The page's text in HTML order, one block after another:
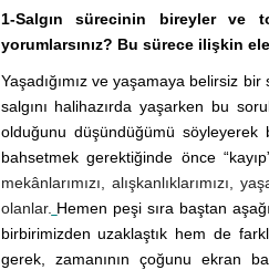
1-Salgın sürecinin bireyler ve
yorumlarsınız? Bu sürece ilişkin
Yaşadığımız ve yaşamaya belirsiz
salgını halihazırda yaşarken bu
olduğunu düşündüğümü söyleyerek
bahsetmek gerektiğinde önce
mekânlarımızı,
olanlar. Hemen peşi sıra baştan
birbirimizden uzaklaştık hem de
gerek, zamanının çoğunu ekran